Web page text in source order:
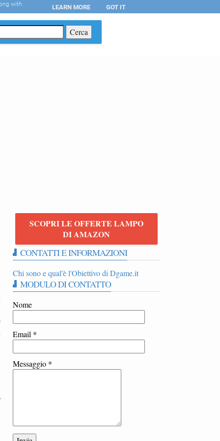
SCOPRI LE OFFERTE LAMPO
DI AMAZON
CONTATTI E INFORMAZIONI
Chi sono e qual'è l'Obiettivo di Dgame.it
MODULO DI CONTATTO
Nome
Email *
Messaggio *
with LEARN MORE GOT IT